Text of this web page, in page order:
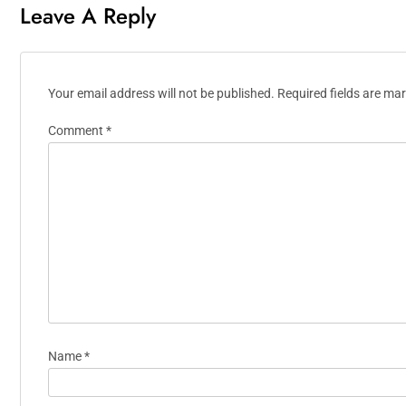
Leave A Reply
Your email address will not be published. Required fields are
Comment *
Name*